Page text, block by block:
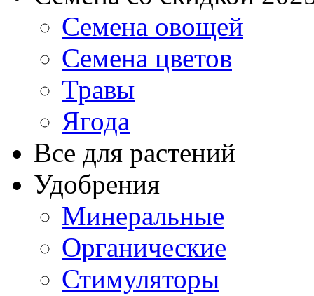
Семена овощей
Семена цветов
Травы
Ягода
Все для растений
Удобрения
Минеральные
Органические
Стимуляторы